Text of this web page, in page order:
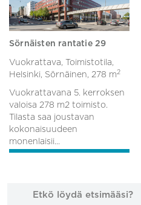
Sörnäisten rantatie 29
Vuokrattava, Toimistotila,
Helsinki, Sörnäinen, 278 m 2
Vuokrattavana 5. kerroksen
valoisa 278 m2 toimisto.
Tilasta saa joustavan
kokonaisuudeen
monenlaisii...
Etkö löydä etsimääsi?